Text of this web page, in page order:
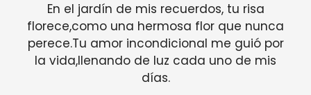
En el jardín de mis recuerdos, tu risa
florece,como una hermosa flor que nunca
perece.Tu amor incondicional me guió por
la vida,llenando de luz cada uno de mis
días.